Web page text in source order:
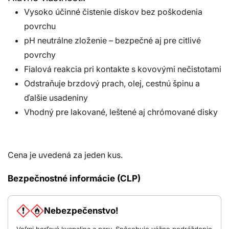
Vysoko účinné čistenie diskov bez poškodenia
povrchu
pH neutrálne zloženie – bezpečné aj pre citlivé
povrchy
Fialová reakcia pri kontakte s kovovými nečistotami
Odstraňuje brzdový prach, olej, cestnú špinu a
ďalšie usadeniny
Vhodný pre lakované, leštené aj chrómované disky
Cena je uvedená za jeden kus.
Bezpečnostné informácie (CLP)
Nebezpečenstvo!